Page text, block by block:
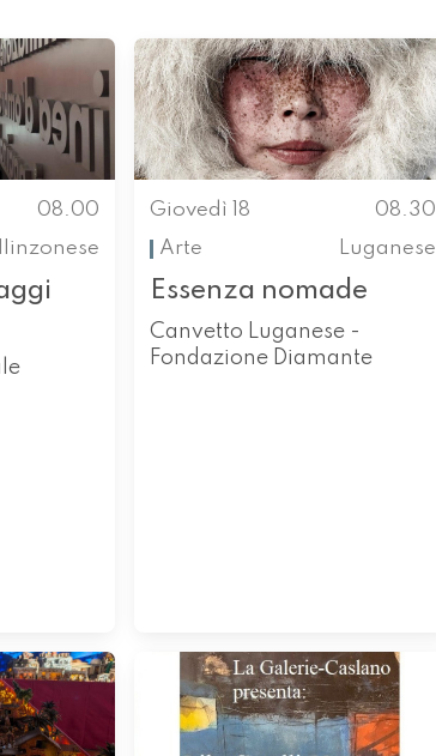
08.00
Giovedì 18
08.30
Arte
Luganese
Essenza nomade
Canvetto Luganese -
Fondazione Diamante